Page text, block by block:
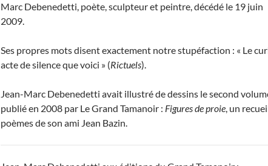
Marc Debenedetti, poète, sculpteur et peintre, décédé le 19 juin
2009.
Ses propres mots disent exactement notre stupéfaction : « Le
acte de silence que voici » (Rictuels).
Jean-Marc Debenedetti avait illustré de dessins le second
publié en 2008 par Le Grand Tamanoir : Figures de proie, un
poèmes de son ami Jean Bazin.